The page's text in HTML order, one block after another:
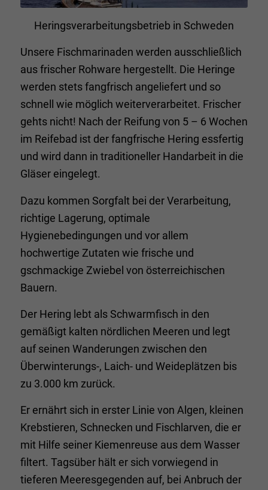
Heringsverarbeitungsbetrieb in Schweden
Unsere Fischmarinaden werden ausschließlich
aus frischer Rohware hergestellt. Die Heringe
werden stets fangfrisch angeliefert und so
schnell wie möglich weiterverarbeitet. Frischer
gehts nicht! Nach der Reifung von 5 – 6 Wochen
im Reifebad ist der fangfrische Hering essfertig
und wird dann in traditioneller Handarbeit in die
Gläser eingelegt.
Dazu kommen Sorgfalt bei der Verarbeitung,
richtige Lagerung, optimale
Hygienebedingungen und vor allem
hochwertige Zutaten wie frische und
gschmackige Zwiebel von österreichischen
Bauern.
Der Hering lebt als Schwarmfisch in den
gemäßigt kalten nördlichen Meeren und legt
auf seinen Wanderungen zwischen den
Überwinterungs-, Laich- und Weideplätzen bis
zu 3.000 km zurück.
Er ernährt sich in erster Linie von Algen, kleinen
Krebstieren, Schnecken und Fischlarven, die er
mit Hilfe seiner Kiemenreuse aus dem Wasser
filtert. Tagsüber hält er sich vorwiegend in
tieferen Meeresgegenden auf, bei Anbruch der